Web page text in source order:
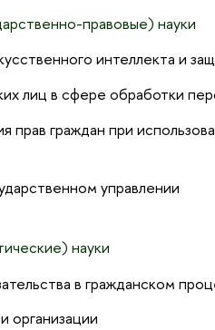
правовые) науки
интеллекта и
лиц в сфере обработки
граждан при
управлении
науки
в гражданском
организации